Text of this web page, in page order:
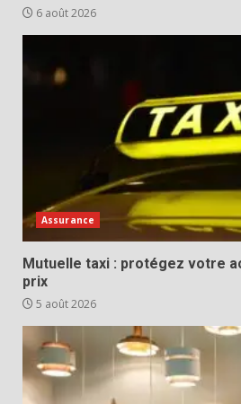
6 août 2026
Assurance
Mutuelle taxi : protégez votre
prix
5 août 2026